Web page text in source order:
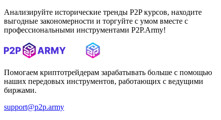
Анализируйте исторические тренды P2P курсов, находите
выгодные закономерности и торгуйте с умом вместе с
профессиональными инструментами P2P.Army!
Помогаем криптотрейдерам зарабатывать больше с помощью
наших передовых инструментов, работающих с ведущими
биржами.
support@p2p.army